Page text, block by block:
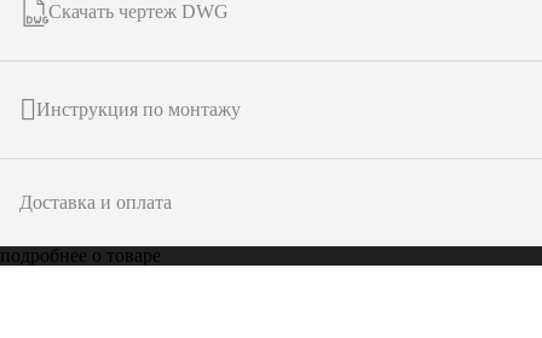
Скачать чертеж DWG
Инструкция по монтажу
Доставка и оплата
подробнее о товаре